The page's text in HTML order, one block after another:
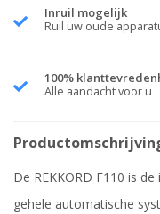
Inruil mogelijk
Ruil uw oude
100%
Alle aandacht voor u
De REKKORD F110 is
gehele automatische